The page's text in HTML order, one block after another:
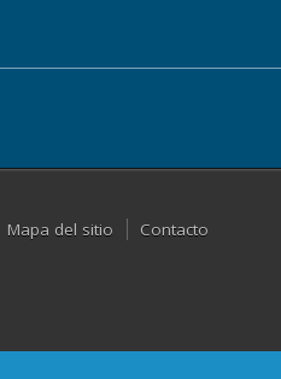
Mapa del sitio Contacto